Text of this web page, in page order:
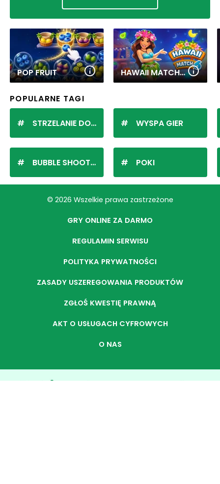
POP FRUIT HAWAII MATCH 6
POPULARNE TAGI
STRZELANIE DO KULEK
BUBBLE SHOOTER
WYSPA GIER
POKI
© 2026 Wszelkie prawa zastrzeżone
GRY ONLINE ZA DARMO
REGULAMIN SERWISU
POLITYKA PRYWATNOŚCI
ZASADY USZEREGOWANIA PRODUKTÓW
ZGŁOŚ KWESTIĘ PRAWNĄ
AKT O USŁUGACH CYFROWYCH
O NAS